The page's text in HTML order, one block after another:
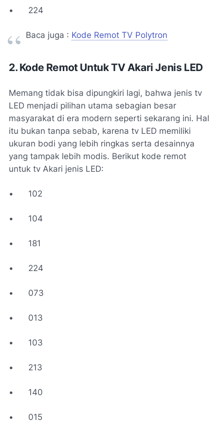
• 224
Baca juga : Kode Remot TV Polytron
2. Kode Remot Untuk TV Akari Jenis LED
Memang tidak bisa dipungkiri lagi, bahwa jenis tv
LED menjadi pilihan utama sebagian besar
masyarakat di era modern seperti sekarang ini. Hal
itu bukan tanpa sebab, karena tv LED memiliki
ukuran bodi yang lebih ringkas serta desainnya
yang tampak lebih modis. Berikut kode remot
untuk tv Akari jenis LED:
• 102
• 104
• 181
• 224
• 073
• 013
• 103
• 213
• 140
• 015